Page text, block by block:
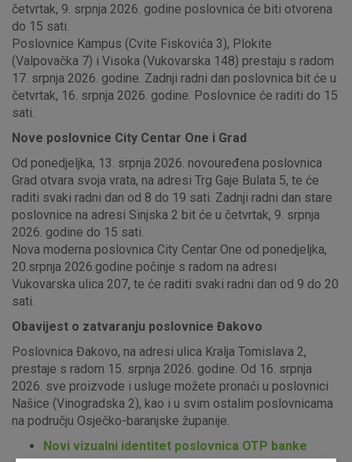
četvrtak, 9. srpnja 2026. godine poslovnica će biti otvorena
do 15 sati.
Poslovnice Kampus (Cvite Fiskovića 3), Plokite
(Valpovačka 7) i Visoka (Vukovarska 148) prestaju s radom
17. srpnja 2026. godine. Zadnji radni dan poslovnica bit će u
četvrtak, 16. srpnja 2026. godine. Poslovnice će raditi do 15
sati.
Nove poslovnice City Centar One i Grad
Od ponedjeljka, 13. srpnja 2026. novouređena poslovnica
Grad otvara svoja vrata, na adresi Trg Gaje Bulata 5, te će
raditi svaki radni dan od 8 do 19 sati. Zadnji radni dan stare
poslovnice na adresi Sinjska 2 bit će u četvrtak, 9. srpnja
2026. godine do 15 sati.
Nova moderna poslovnica City Centar One od ponedjeljka,
20.srpnja 2026.godine počinje s radom na adresi
Vukovarska ulica 207, te će raditi svaki radni dan od 9 do 20
sati.
Obavijest o zatvaranju poslovnice Đakovo
Poslovnica Đakovo, na adresi ulica Kralja Tomislava 2,
prestaje s radom 15. srpnja 2026. godine. Od 16. srpnja
2026. sve proizvode i usluge možete pronaći u poslovnici
Našice (Vinogradska 2), kao i u svim ostalim poslovnicama
na području Osječko-baranjske županije.
Novi vizualni identitet poslovnica OTP banke